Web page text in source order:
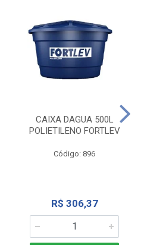
CAIXA DAGUA 500L
POLIETILENO FORTLEV
Código: 896
R$ 306,37